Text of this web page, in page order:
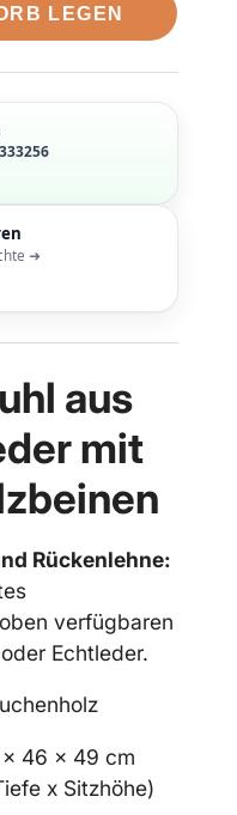
LEGEN
➜
aus
mit
Rückenlehne:
verfügbaren
Echtleder.
46 x 49 cm
x Sitzhöhe)